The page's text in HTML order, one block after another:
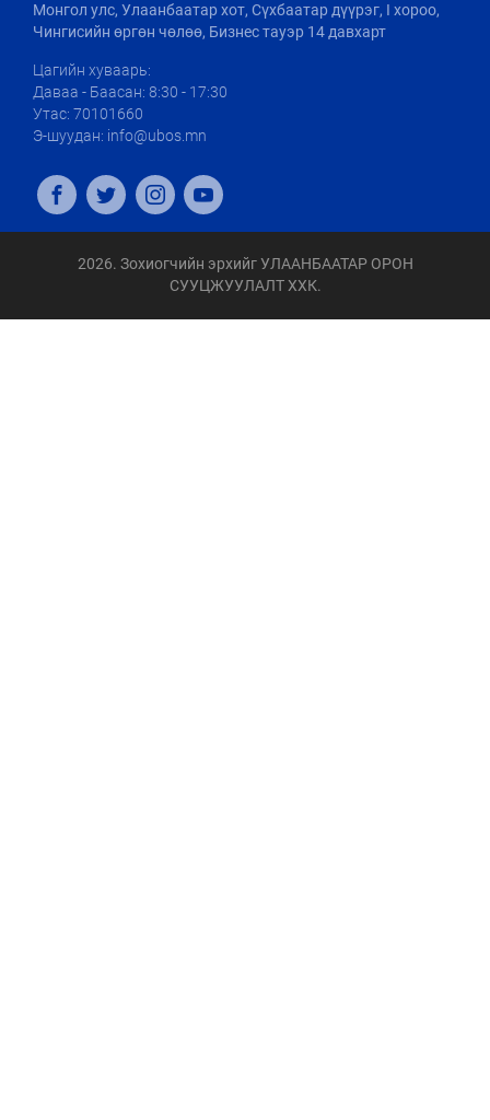
Монгол улс, Улаанбаатар хот, Сүхбаатар дүүрэг, I хороо,
Чингисийн өргөн чөлөө, Бизнес тауэр 14 давхарт
Цагийн хуваарь:
Даваа - Баасан: 8:30 - 17:30
Утас: 70101660
Э-шуудан: info@ubos.mn
2026. Зохиогчийн эрхийг УЛААНБААТАР ОРОН
СУУЦЖУУЛАЛТ ХХК.